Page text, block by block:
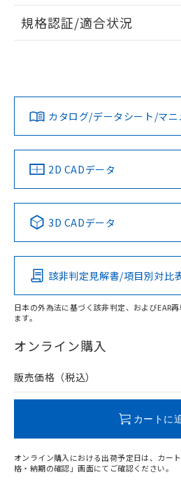
ログイン/会
ダウンロードデータをご利用いた
みください。
ソフトウェアの使用条件
EU RoHS 注意事項・凡例
対応済み
中国 RoHS 注意事項・凡例
Pb Hg
O
在庫等で未対応品が混在する可能
問い合わせください。
規格認証/適合状況
LR型式承認
（イギリス
船舶規格）
DNV型式承認
（ノルウェー
No No
この製品の規
その他の認証はこちらの
カタログ/データシート/マニ
2D CADデータ
3D CADデータ
該非判定見解書/項目別対比
日本の外為法に基づく該非判定、およびEAR
ます。
オンライン購入
販売価格（税込）
カートに
オンライン購入における出荷予定日は、カー
格・納期の確認」画面にてご確認ください。